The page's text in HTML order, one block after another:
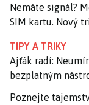
Nemáte signál?
SIM kartu. Nový
TIPY A TRIKY
Ajťák radí:
bezplatným
Poznejte